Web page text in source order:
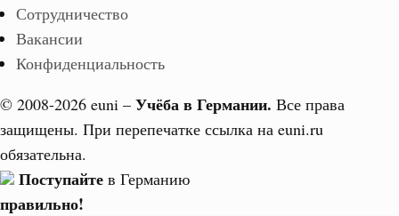
Сотрудничество
Вакансии
Конфиденциальность
© 2008-2026 euni – Учёба в Германии. Все права
защищены. При перепечатке ссылка на euni.ru
обязательна.
Поступайте в Германию
правильно!